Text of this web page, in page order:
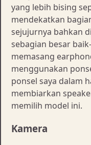
yang lebih bising
mendekatkan
sejujurnya bahkan
sebagian besar
memasang
menggunakan
ponsel saya dalam
membiarkan
memilih model ini.
Kamera